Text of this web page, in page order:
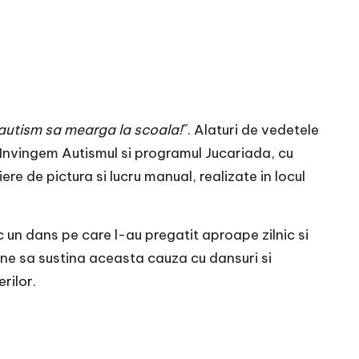
sa mearga la scoala!˝. Alaturi de vedetele
Autismul si programul Jucariada, cu
de pictura si lucru manual, realizate in locul
dans pe care l-au pregatit aproape zilnic si
sa sustina aceasta cauza cu dansuri si